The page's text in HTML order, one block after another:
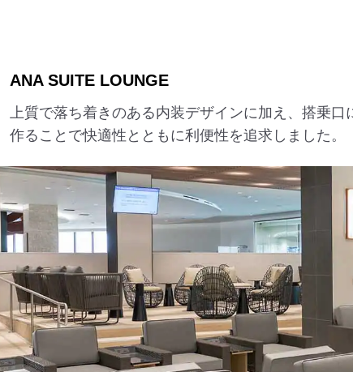
ANA SUITE LOUNGE
上質で落ち着きのある内装デザインに加え、搭乗
作ることで快適性とともに利便性を追求しました。